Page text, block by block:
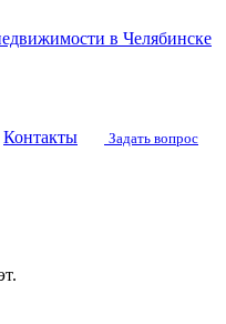
в Челябинске
Контакты
Задать вопрос